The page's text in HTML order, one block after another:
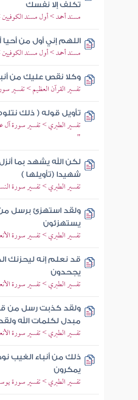
تكلف إلا نفسك
مسند أحمد > أول مسند
اللهم إني أول من أحيا
مسند أحمد > أول مسند
وكلا نقص عليك من
تفسير القرآن العظيم > تفسير
تأويل قوله ( ذلك
تفسير الطبري > تفسير سورة آل
"
لكن الله يشهد بما
شهيدا (تأويلها )
تفسير الطبري > تفسير سورة
ولقد استهزئ برسل
يستهزئون
تفسير الطبري > تفسير سورة
قد نعلم إنه ليحزنك
يجحدون
تفسير الطبري > تفسير سورة
ولقد كذبت رسل من
مبدل لكلمات الله
تفسير الطبري > تفسير سورة
ذلك من أنباء الغيب
يمكرون
تفسير الطبري > تفسير سورة